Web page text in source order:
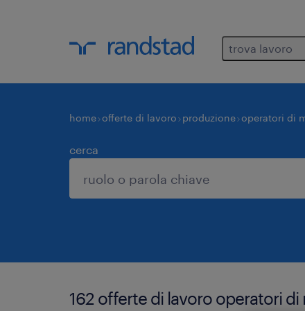
trova lavoro
home offerte di lavoro produzione operatori di
cerca
162 offerte di lavoro operatori